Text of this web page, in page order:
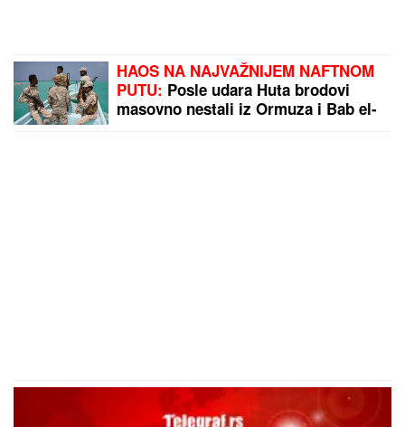
HAOS NA NAJVAŽNIJEM NAFTNOM
PUTU: Posle udara Huta brodovi
masovno nestali iz Ormuza i Bab el-